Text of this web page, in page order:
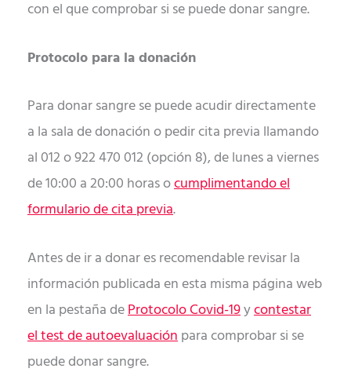
con el que comprobar si se puede donar sangre.
Protocolo para la donación
Para donar sangre se puede acudir directamente
a la sala de donación o pedir cita previa llamando
al 012 o 922 470 012 (opción 8), de lunes a viernes
de 10:00 a 20:00 horas ocumplimentando el
formulario de cita previa.
Antes de ir a donar es recomendable revisar la
información publicada en esta misma página web
en la pestaña deProtocolo Covid-19ycontestar
el test de autoevaluaciónpara comprobar si se
puede donar sangre.